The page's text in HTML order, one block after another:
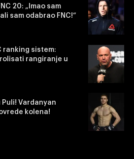
20: „Imao sam
sam odabrao FNC!“
ranking sistem:
rangiranje u
Puli! Vardanyan
kolena!